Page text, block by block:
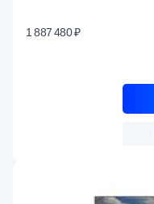
1 887 480 ₽